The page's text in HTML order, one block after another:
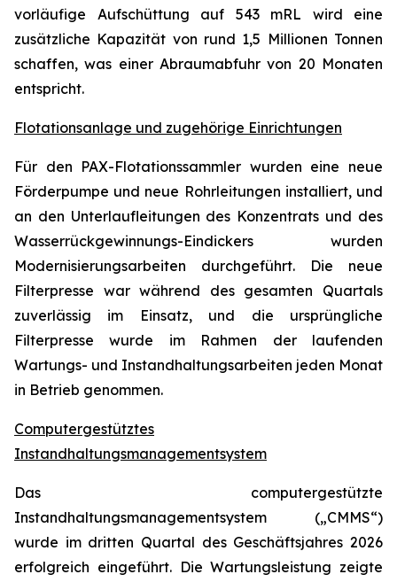
vorläufige Aufschüttung auf 543 mRL wird eine
zusätzliche Kapazität von rund 1,5 Millionen Tonnen
schaffen, was einer Abraumabfuhr von 20 Monaten
entspricht.
Flotationsanlage und zugehörige Einrichtungen
Für den PAX-Flotationssammler wurden eine neue
Förderpumpe und neue Rohrleitungen installiert, und
an den Unterlaufleitungen des Konzentrats und des
Wasserrückgewinnungs-Eindickers wurden
Modernisierungsarbeiten durchgeführt. Die neue
Filterpresse war während des gesamten Quartals
zuverlässig im Einsatz, und die ursprüngliche
Filterpresse wurde im Rahmen der laufenden
Wartungs- und Instandhaltungsarbeiten jeden Monat
in Betrieb genommen.
Computergestütztes
Instandhaltungsmanagementsystem
Das computergestützte
Instandhaltungsmanagementsystem („CMMS“)
wurde im dritten Quartal des Geschäftsjahres 2026
erfolgreich eingeführt. Die Wartungsleistung zeigte